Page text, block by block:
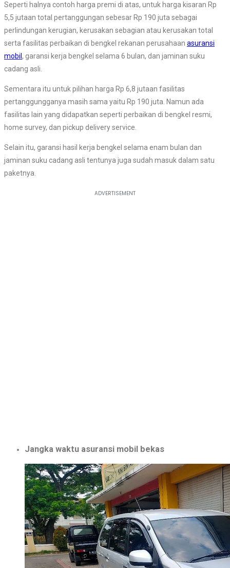
Seperti halnya contoh harga premi di atas, untuk harga kisaran Rp
5,5 jutaan total pertanggungan sebesar Rp 190 juta sebagai
perlindungan kerugian, kerusakan sebagian atau kerusakan total
serta fasilitas perbaikan di bengkel rekanan perusahaan asuransi
mobil , garansi kerja bengkel selama 6 bulan, dan jaminan suku
cadang asli.
Sementara itu untuk pilihan harga Rp 6,8 jutaan fasilitas
pertanggungganya masih sama yaitu Rp 190 juta. Namun ada
fasilitas lain yang didapatkan seperti perbaikan di bengkel resmi,
home survey, dan pickup delivery service.
Selain itu, garansi hasil kerja bengkel selama enam bulan dan
jaminan suku cadang asli tentunya juga sudah masuk dalam satu
paketnya.
Jangka waktu asuransi mobil bekas